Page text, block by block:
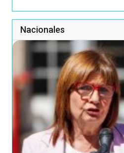
Nacionales